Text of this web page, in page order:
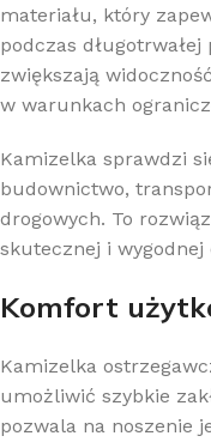
materiału, który
podczas
zwiększają
w warunkach
Kamizelka sprawdzi
budownictwo,
drogowych. To
skutecznej i wygodnej
Komfort
Kamizelka
umożliwić szybkie
pozwala na noszenie